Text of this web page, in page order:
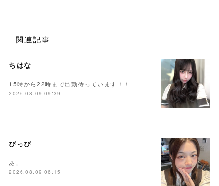
関連記事
ちはな
15時から22時まで出勤待っています！！
2026.08.09 09:39
ぴっぴ
あ。
2026.08.09 06:15